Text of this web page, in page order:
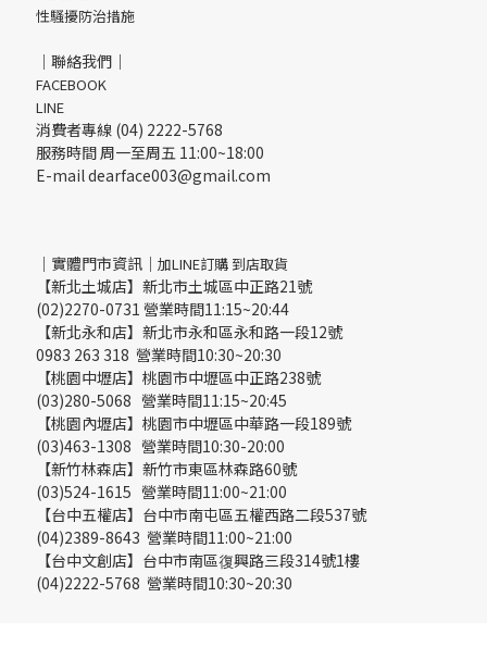
性騷擾防治措施
｜聯絡我們｜
FACEBOOK
LINE
消費者專線 (04) 2222-5768
服務時間 周一至周五 11:00~18:00
E-mail dearface003@gmail.com
｜實體門市資訊｜ 加LINE訂購 到店取貨
【新北土城店】新北市土城區中正路21號
(02)2270-0731 營業時間11:15~20:44
【新北永和店】新北市永和區永和路一段12號
0983 263 318 營業時間10:30~20:30
【桃園中壢店】桃園市中壢區中正路238號
(03)280-5068 營業時間11:15~20:45
【桃園內壢店】桃園市中壢區中華路一段189號
(03)463-1308 營業時間10:30-20:00
【新竹林森店】新竹市東區林森路60號
(03)524-1615 營業時間11:00~21:00
【台中五權店】台中市南屯區五權西路二段537號
(04)2389-8643 營業時間11:00~21:00
【台中文創店】台中市南區復興路三段314號1樓
(04)2222-5768 營業時間10:30~20:30